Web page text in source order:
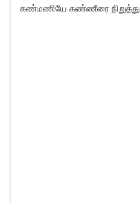
கண்மணியே கண்ணீரை நிறுத்து